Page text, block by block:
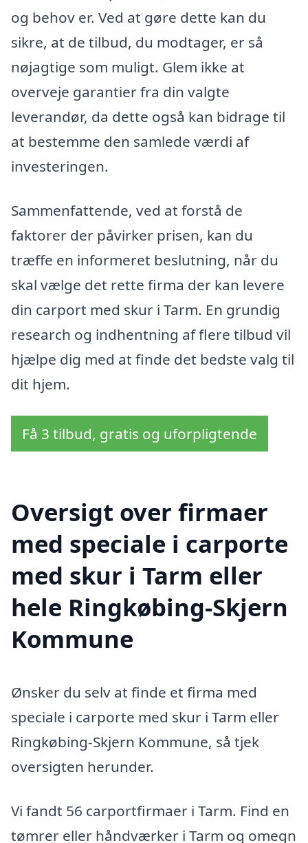
og behov er. Ved at gøre dette kan du
sikre, at de tilbud, du modtager, er så
nøjagtige som muligt. Glem ikke at
overveje garantier fra din valgte
leverandør, da dette også kan bidrage til
at bestemme den samlede værdi af
investeringen.
Sammenfattende, ved at forstå de
faktorer der påvirker prisen, kan du
træffe en informeret beslutning, når du
skal vælge det rette firma der kan levere
din carport med skur i Tarm. En grundig
research og indhentning af flere tilbud vil
hjælpe dig med at finde det bedste valg til
dit hjem.
Få 3 tilbud, gratis og uforpligtende
Oversigt over firmaer
med speciale i carporte
med skur i Tarm eller
hele Ringkøbing-Skjern
Kommune
Ønsker du selv at finde et firma med
speciale i carporte med skur i Tarm eller
Ringkøbing-Skjern Kommune, så tjek
oversigten herunder.
Vi fandt 56 carportfirmaer i Tarm. Find en
tømrer eller håndværker i Tarm og omegn